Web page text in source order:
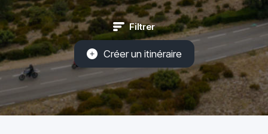
Filtrer
Créer un itinéraire